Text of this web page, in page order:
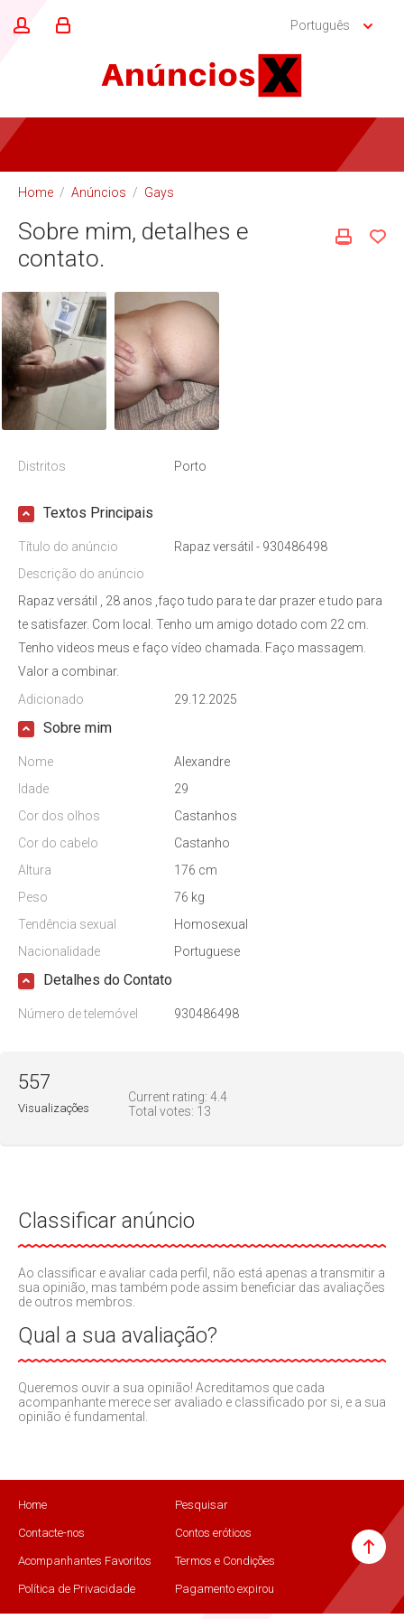
Português
Home / Anúncios / Gays
Sobre mim, detalhes e
contato.
Distritos Porto
Textos Principais
Título do anúncio
Rapaz versátil - 930486498
Descrição do anúncio
Rapaz versátil , 28 anos ,faço tudo para te dar prazer e tudo para
te satisfazer. Com local. Tenho um amigo dotado com 22 cm.
Tenho videos meus e faço vídeo chamada. Faço massagem.
Valor a combinar.
Adicionado
29.12.2025
Sobre mim
Nome
Alexandre
Idade
29
Cor dos olhos
Castanhos
Cor do cabelo
Castanho
Altura
176 cm
Peso
76 kg
Tendência sexual
Homosexual
Nacionalidade
Portuguese
Detalhes do Contato
Número de telemóvel 930486498
Current rating: 4.4
Total votes: 13
557
Visualizações
Classificar anúncio
Ao classificar e avaliar cada perfil, não está apenas a transmitir a
sua opinião, mas também pode assim beneficiar das avaliações
de outros membros.
Qual a sua avaliação?
Queremos ouvir a sua opinião! Acreditamos que cada
acompanhante merece ser avaliado e classificado por si, e a sua
opinião é fundamental.
Home Pesquisar
Contacte-nos Contos eróticos
Acompanhantes Favoritos Termos e Condições
Política de Privacidade Pagamento expirou